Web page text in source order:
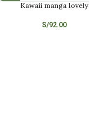
Kawaii manga lovely
S/92.00